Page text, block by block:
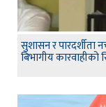
सुशासन र
बिभागीय